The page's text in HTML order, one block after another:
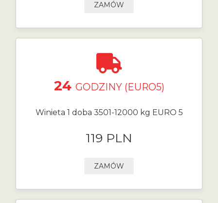
ZAMÓW
24 GODZINY (EURO5)
Winieta 1 doba 3501-12000 kg EURO 5
119 PLN
ZAMÓW